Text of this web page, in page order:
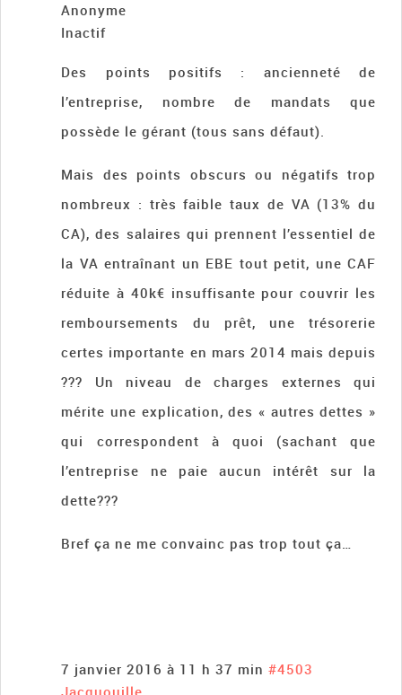
Anonyme
Inactif
Des points positifs : ancienneté de
l’entreprise, nombre de mandats que
possède le gérant (tous sans défaut).
Mais des points obscurs ou négatifs trop
nombreux : très faible taux de VA (13% du
CA), des salaires qui prennent l’essentiel de
la VA entraînant un EBE tout petit, une CAF
réduite à 40k€ insuffisante pour couvrir les
remboursements du prêt, une trésorerie
certes importante en mars 2014 mais depuis
??? Un niveau de charges externes qui
mérite une explication, des « autres dettes »
qui correspondent à quoi (sachant que
l’entreprise ne paie aucun intérêt sur la
dette???
Bref ça ne me convainc pas trop tout ça…
7 janvier 2016 à 11 h 37 min #4503